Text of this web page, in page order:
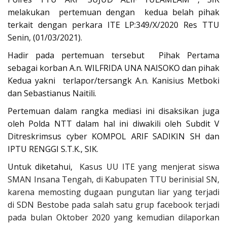
melakukan pertemuan dengan kedua belah pihak
terkait dengan perkara ITE LP:349/X/2020 Res TTU
Senin, (01/03/2021).
Hadir pada pertemuan tersebut Pihak Pertama
sebagai korban A.n. WILFRIDA UNA NAISOKO dan pihak
Kedua yakni terlapor/tersangk A.n. Kanisius Metboki
dan Sebastianus Naitili.
Pertemuan dalam rangka mediasi ini disaksikan juga
oleh Polda NTT dalam hal ini diwakili oleh Subdit V
Ditreskrimsus cyber KOMPOL ARIF SADIKIN SH dan
IPTU RENGGI S.T.K., SIK.
Untuk diketahui, Kasus UU ITEyang menjerat siswa
SMAN Insana Tengah, di Kabupaten TTU berinisial SN,
karena memosting dugaan pungutan liar yang terjadi
di SDN Bestobe pada salah satu grup facebook terjadi
pada bulan Oktober 2020 yang kemudian dilaporkan